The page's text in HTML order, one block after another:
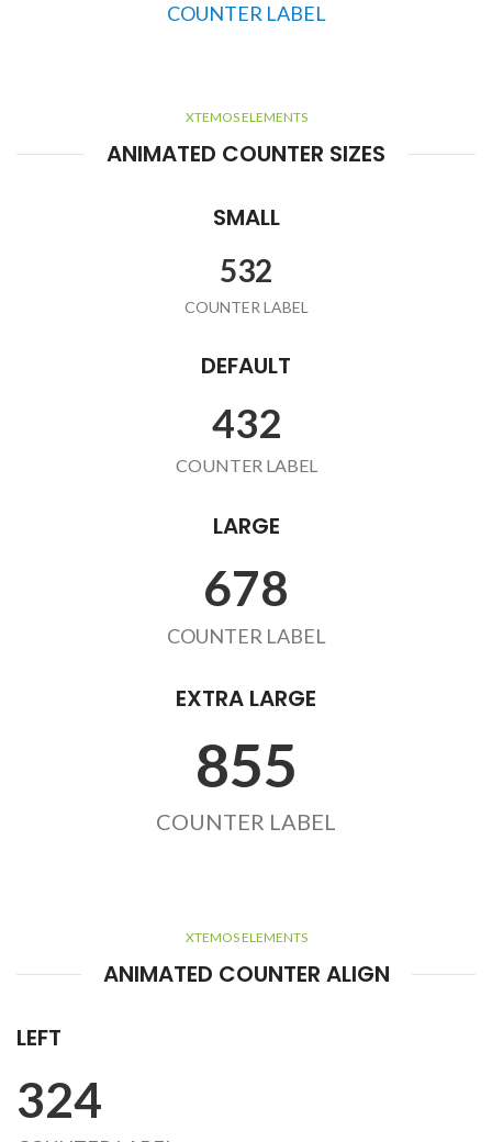
COUNTER LABEL
XTEMOS ELEMENTS
ANIMATED COUNTER SIZES
SMALL
532
COUNTER LABEL
DEFAULT
432
COUNTER LABEL
LARGE
678
COUNTER LABEL
EXTRA LARGE
855
COUNTER LABEL
XTEMOS ELEMENTS
ANIMATED COUNTER ALIGN
LEFT
324